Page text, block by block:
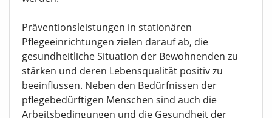
Präventionsleistungen in stationären
Pflegeeinrichtungen zielen darauf ab, die
gesundheitliche Situation der Bewohnenden zu
stärken und deren Lebensqualität positiv zu
beeinflussen. Neben den Bedürfnissen der
pflegebedürftigen Menschen sind auch die
Arbeitsbedingungen und die Gesundheit der